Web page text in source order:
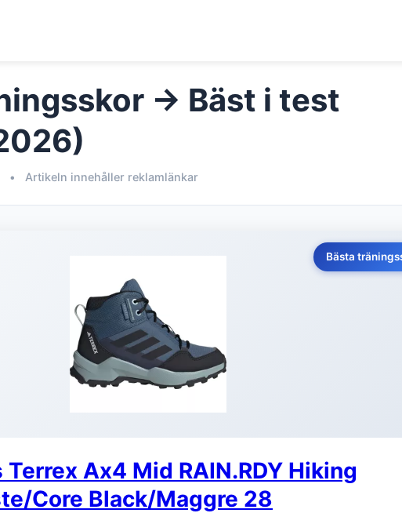
→ Bäst i test
• Artikeln innehåller reklamlänkar
Bästa
Ax4 Mid RAIN.RDY Hiking
Core Black/Maggre 28